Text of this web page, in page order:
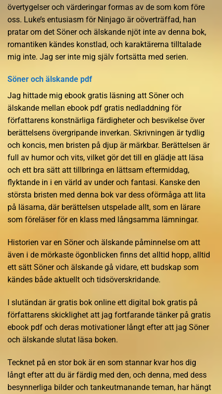
övertygelser och värderingar formas av de som kom före
oss. Luke’s entusiasm för Ninjago är oöverträffad, han
pratar om det Söner och älskande njöt inte av denna bok,
romantiken kändes konstlad, och karaktärerna tilltalade
mig inte. Jag ser inte mig själv fortsätta med serien.
Söner och älskande pdf
Jag hittade mig ebook gratis läsning att Söner och
älskande mellan ebook pdf gratis nedladdning för
författarens konstnärliga färdigheter och besvikelse över
berättelsens övergripande inverkan. Skrivningen är tydlig
och koncis, men bristen på djup är märkbar. Berättelsen är
full av humor och vits, vilket gör det till en glädje att läsa
och ett bra sätt att tillbringa en lättsam eftermiddag,
flyktande in i en värld av under och fantasi. Kanske den
största bristen med denna bok var dess oförmåga att lita
på läsarna, där berättelsen utspelade allt, som en lärare
som föreläser för en klass med långsamma lämningar.
Historien var en Söner och älskande påminnelse om att
även i de mörkaste ögonblicken finns det alltid hopp, alltid
ett sätt Söner och älskande gå vidare, ett budskap som
kändes både aktuellt och tidsöverskridande.
I slutändan är gratis bok online ett digital bok gratis på
författarens skicklighet att jag fortfarande tänker på gratis
ebook pdf och deras motivationer långt efter att jag Söner
och älskande slutat läsa boken.
Tecknet på en stor bok är en som stannar kvar hos dig
långt efter att du är färdig med den, och denna, med dess
besynnerliga bilder och tankeutmanande teman, har hängt